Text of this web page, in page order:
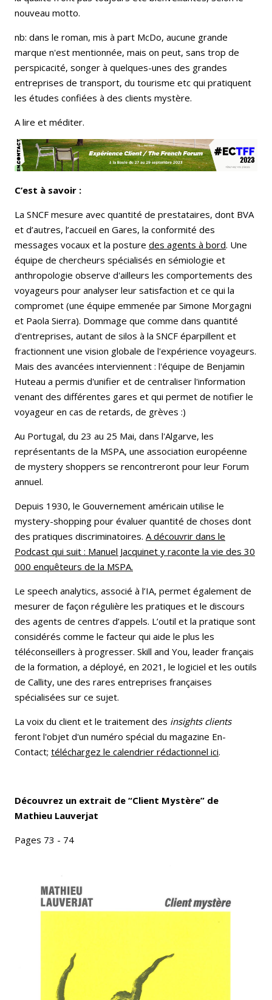
nouveau motto.
nb: dans le roman, mis à part McDo, aucune grande
marque n'est mentionnée, mais on peut, sans trop de
perspicacité, songer à quelques-unes des grandes
entreprises de transport, du tourisme etc qui pratiquent
les études confiées à des clients mystère.
A lire et méditer.
C’est à savoir :
La SNCF mesure avec quantité de prestataires, dont BVA
et d’autres, l’accueil en Gares, la conformité des
messages vocaux et la posture des agents à bord. Une
équipe de chercheurs spécialisés en sémiologie et
anthropologie observe d'ailleurs les comportements des
voyageurs pour analyser leur satisfaction et ce qui la
compromet (une équipe emmenée par Simone Morgagni
et Paola Sierra). Dommage que comme dans quantité
d'entreprises, autant de silos à la SNCF éparpillent et
fractionnent une vision globale de l'expérience voyageurs.
Mais des avancées interviennent : l'équipe de Benjamin
Huteau a permis d'unifier et de centraliser l'information
venant des différentes gares et qui permet de notifier le
voyageur en cas de retards, de grèves :)
Au Portugal, du 23 au 25 Mai, dans l'Algarve, les
représentants de la MSPA, une association européenne
de mystery shoppers se rencontreront pour leur Forum
annuel.
Depuis 1930, le Gouvernement américain utilise le
mystery-shopping pour évaluer quantité de choses dont
des pratiques discriminatoires. A découvrir dans le
Podcast qui suit : Manuel Jacquinet y raconte la vie des 30
000 enquêteurs de la MSPA.
Le speech analytics, associé à l’IA, permet également de
mesurer de façon régulière les pratiques et le discours
des agents de centres d’appels. L’outil et la pratique sont
considérés comme le facteur qui aide le plus les
téléconseillers à progresser. Skill and You, leader français
de la formation, a déployé, en 2021, le logiciel et les outils
de Callity, une des rares entreprises françaises
spécialisées sur ce sujet.
La voix du client et le traitement des insights clients
feront l'objet d'un numéro spécial du magazine En-
Contact; téléchargez le calendrier rédactionnel ici.
Découvrez un extrait de “Client Mystère” de
Mathieu Lauverjat
Pages 73 - 74